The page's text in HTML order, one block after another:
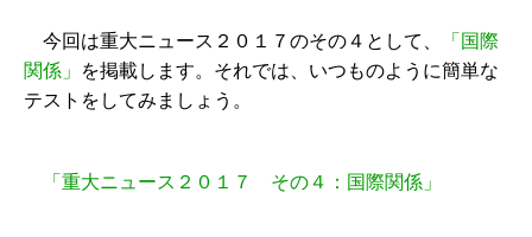
今回は重大ニュース２０１７のその４として、
「国際
関係」
を掲載します。それでは、いつものように簡単な
テストをしてみましょう。
「重大ニュース２０１７ その４：国際関係」